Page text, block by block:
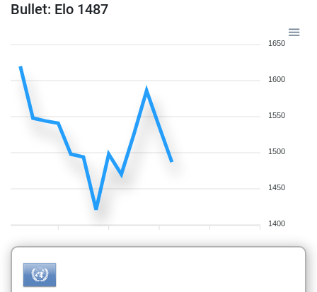
Bullet: Elo 1487
1650
1600
1550
1500
1450
1400